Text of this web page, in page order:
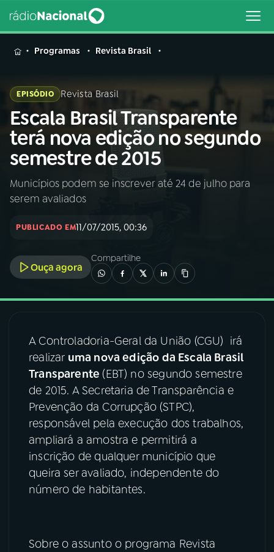
MENU
Buscar
na
Rádio
Nacional
Buscar
AO VIVO
INÍCIO
A RÁDIO
03PROGRAMAÇÃO
04PROGRAMAS
PODCASTS
06VIDEOCASTS
ÚLTIMAS
ACOMPANHE A RÁDIO NACIONAL
Programas Revista Brasil
EPISÓDIO Revista Brasil
Escala Brasil Transparente
terá nova edição no segundo
semestre de 2015
Municípios podem se inscrever até 24 de julho para
serem avaliados
PUBLICADO EM11/07/2015, 00:36
Ouça agora
Compartilhe
A Controladoria-Geral da União (CGU) irá
realizar uma nova edição da Escala Brasil
Transparente(EBT) no segundo semestre
de 2015. A Secretaria de Transparência e
Prevenção da Corrupção (STPC),
responsável pela execução dos trabalhos,
ampliará a amostra e permitirá a
inscrição de qualquer município que
queira ser avaliado, independente do
número de habitantes.
Sobre o assunto o programa Revista